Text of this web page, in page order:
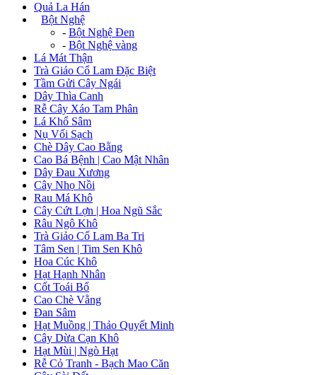
Quả La Hán
Bột Nghệ
- Bột Nghệ Đen
- Bột Nghệ vàng
Lá Mát Thận
Trà Giảo Cổ Lam Đặc Biệt
Tầm Gửi Cây Ngái
Dây Thìa Canh
Rễ Cây Xáo Tam Phân
Lá Khổ Sâm
Nụ Vối Sạch
Chè Dây Cao Bằng
Cao Bá Bệnh | Cao Mật Nhân
Dây Đau Xương
Cây Nhọ Nồi
Rau Má Khô
Cây Cứt Lợn | Hoa Ngũ Sắc
Râu Ngô Khô
Trà Giảo Cổ Lam Ba Tri
Tâm Sen | Tim Sen Khô
Hoa Cúc Khô
Hạt Hạnh Nhân
Cốt Toái Bổ
Cao Chè Vằng
Đan Sâm
Hạt Muồng | Thảo Quyết Minh
Cây Dừa Cạn Khô
Hạt Mùi | Ngò Hạt
Rễ Cỏ Tranh - Bạch Mao Căn